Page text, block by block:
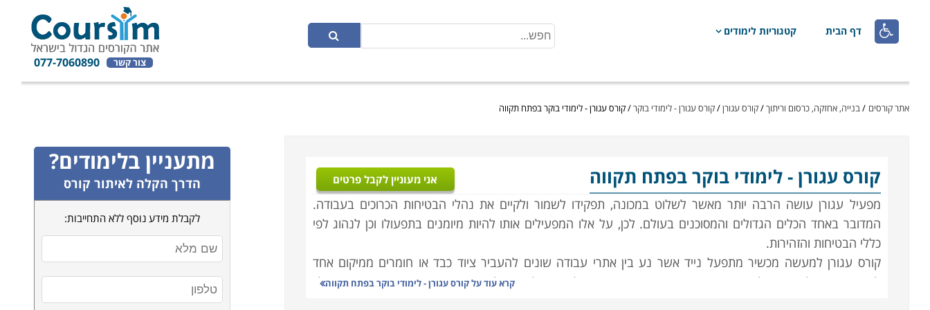
 דף הבית קטגוריות לימודים
צור קשר 077-7060890
אתר קורסים /בנייה, אחזקה, כרסום וריתוך/קורס עגורן/קורס עגורן - לימודי בוקר/קורס עגורן - לימודי בוקר בפתח תקווה
קורס עגורן- לימודי בוקר בפתח תקווה אני מעוניין לקבל פרטים
מפעיל עגורן עושה הרבה יותר מאשר לשלוט במכונה, תפקידו לשמור ולקיים את נהלי הבטיחות הכרוכים בעבודה.
המדובר באחד הכלים הגדולים והמסוכנים בעולם. לכן, על אלו המפעילים אותו להיות מיומנים בתפעולו וכן לנהוג לפי
כללי הבטיחות והזהירות.
קורס עגורן למעשה מכשיר מתפעל נייד אשר נע בין אתרי עבודה שונים להעביר ציוד כבד או חומרים ממיקום אחד
לאחר. המפעיל אחראי לשנע את זרוע העגורן, הנמכתה, העלאתה על מנת ליצור את החיבור עם החפץ אותו עליו
קרא עוד עלקורס עגורן - לימודי בוקר בפתח תקווה
מתעניין בלימודים?
הדרך הקלה לאיתור קורס
לקבלת מידע נוסף ללא התחייבות: